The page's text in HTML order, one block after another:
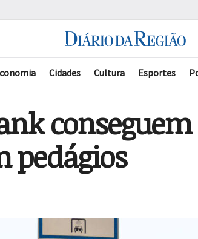
Cidades Cultura Esportes
conseguem
pedágios